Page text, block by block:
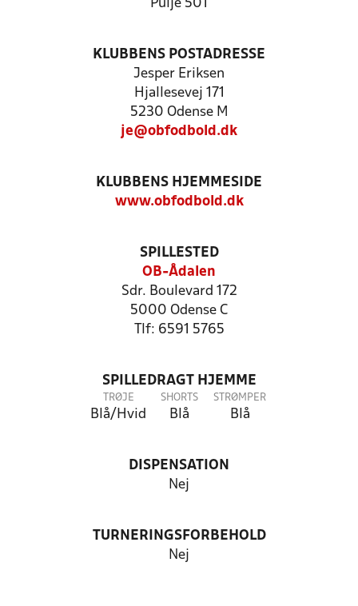
Pulje 501
KLUBBENS POSTADRESSE
Jesper Eriksen
Hjallesevej 171
5230 Odense M
je@obfodbold.dk
KLUBBENS HJEMMESIDE
www.obfodbold.dk
SPILLESTED
OB-Ådalen
Sdr. Boulevard 172
5000 Odense C
Tlf: 6591 5765
SPILLEDRAGT HJEMME
TRØJE
Blå/Hvid
SHORTS
Blå
STRØMPER
Blå
DISPENSATION
Nej
TURNERINGSFORBEHOLD
Nej